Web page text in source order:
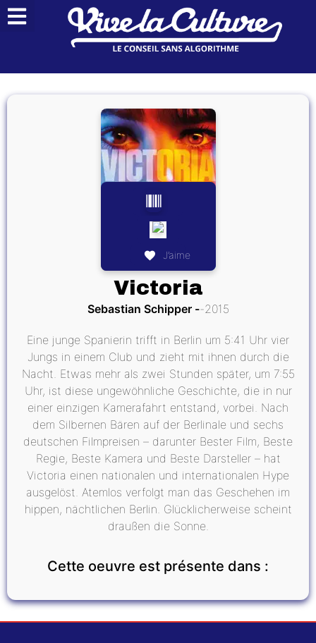
J’aime
Victoria
Sebastian Schipper 2015
Eine junge Spanierin trifft in Berlin um 5:41 Uhr vier
Jungs in einem Club und zieht mit ihnen durch die
Nacht. Etwas mehr als zwei Stunden später, um 7:55
Uhr, ist diese ungewöhnliche Geschichte, die in nur
einer einzigen Kamerafahrt entstand, vorbei. Nach
dem Silbernen Bären auf der Berlinale und sechs
deutschen Filmpreisen – darunter Bester Film, Beste
Regie, Beste Kamera und Beste Darsteller – hat
Victoria einen nationalen und internationalen Hype
ausgelöst. Atemlos verfolgt man das Geschehen im
hippen, nächtlichen Berlin. Glücklicherweise scheint
draußen die Sonne.
Cette oeuvre est présente dans :